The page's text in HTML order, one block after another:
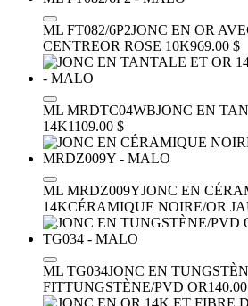
ML FT082/6P2JONC EN OR
CENTREOR ROSE 10K969.00 $
ML MRDTC04WBJONC EN
14K1109.00 $
ML MRDZ009YJONC EN
14KCÉRAMIQUE NOIRE/OR
ML TG034JONC EN
FITTUNGSTÈNE/PVD OR